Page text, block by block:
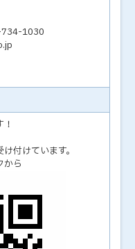
1030
付けています。
から